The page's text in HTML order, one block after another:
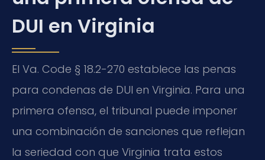
DUI en Virginia
El Va. Code § 18.2-270 establece las penas
para condenas de DUI en Virginia. Para una
primera ofensa, el tribunal puede imponer
una combinación de sanciones que reflejan
la seriedad con que Virginia trata estos